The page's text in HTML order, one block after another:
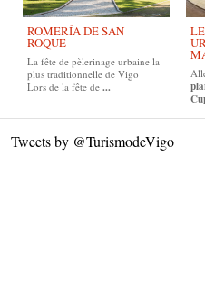
ROMERÍA DE SAN
ROQUE
La fête de pèlerinage urbaine la
plus traditionnelle de Vigo
Lors de la fête de ...
Tweets by @TurismodeVigo